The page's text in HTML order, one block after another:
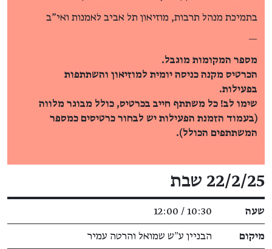
בתמיכת מנהל תרבות, מוזיאון תל אביב לאמנות ואי"ב
—
מספר המקומות מוגבל.
הכרטיס מקנה כניסה יומית למוזיאון והשתתפות
בפעילות.
שימו לב! כל משתתף חייב בכרטיס, כולל מבוגר מלווה
(בעמוד הזמנת הפעילות יש לבחור כרטיסים כמספר
המשתתפים הכולל).
פרטי האירוע
22/2/25 שבת
שעה 10:30 / 12:00
מיקום הבניין ע״ש שמואל והרטה עמיר